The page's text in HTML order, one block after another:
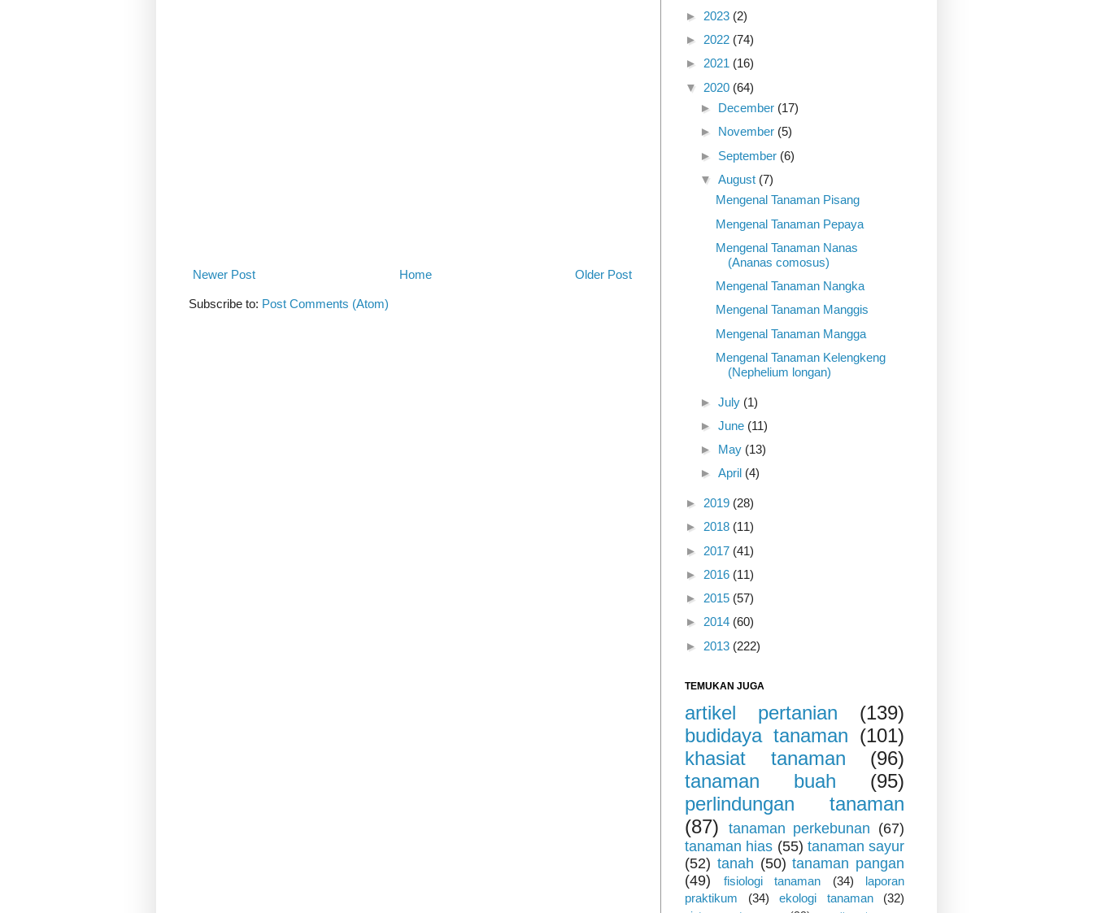
Newer Post Older Post
Home
Subscribe to: Post Comments (Atom)
► 2023 (2)
► 2022 (74)
► 2021 (16)
▼ 2020 (64)
► December (17)
► November (5)
► September (6)
▼ August (7)
Mengenal Tanaman Pisang
Mengenal Tanaman Pepaya
Mengenal Tanaman Nanas
(Ananas comosus)
Mengenal Tanaman Nangka
Mengenal Tanaman Manggis
Mengenal Tanaman Mangga
Mengenal Tanaman Kelengkeng
(Nephelium longan)
► July (1)
► June (11)
► May (13)
► April (4)
► 2019 (28)
► 2018 (11)
► 2017 (41)
► 2016 (11)
► 2015 (57)
► 2014 (60)
► 2013 (222)
TEMUKAN JUGA
artikel pertanian
(139)
budidaya tanaman (101)
khasiat tanaman
(96)
tanaman buah
(95)
perlindungan tanaman
(87)
tanaman perkebunan (67)
tanaman hias (55) tanaman sayur
(52) tanah (50) tanaman pangan
(49)
fisiologi tanaman (34)
laporan
praktikum
(34) ekologi tanaman (32)